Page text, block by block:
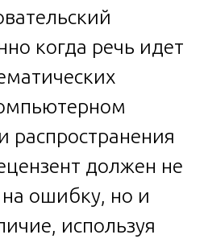
когда речь идет
распространения
должен не
на ошибку, но и
используя